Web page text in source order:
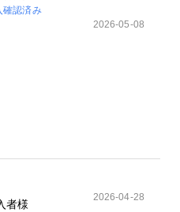
確認済み
2026-05-08
者様
2026-04-28